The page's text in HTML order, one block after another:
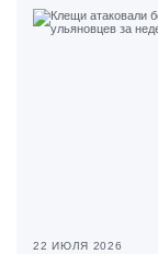
22 ИЮЛЯ 2026